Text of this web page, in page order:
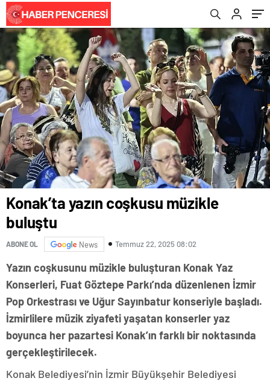
Konak’ta yazın coşkusu müzikle
buluştu
ABONE OL News Temmuz 22, 2025 08:02
Yazın coşkusunu müzikle buluşturan Konak Yaz
Konserleri, Fuat Göztepe Parkı’nda düzenlenen İzmir
Pop Orkestrası ve Uğur Sayınbatur konseriyle başladı.
İzmirlilere müzik ziyafeti yaşatan konserler yaz
boyunca her pazartesi Konak’ın farklı bir noktasında
gerçekleştirilecek.
Konak Belediyesi’nin İzmir Büyükşehir Belediyesi